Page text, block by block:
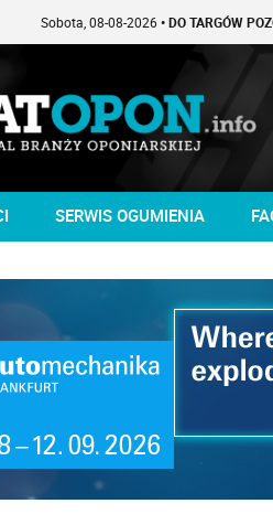
08-08-2026• DO TARGÓW POZOSTAŁO -1
SERWIS OGUMIENIA